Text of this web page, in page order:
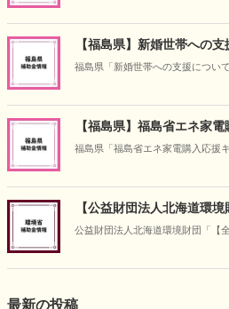
【福島県】新婚世帯への
援事業）
福島県「新婚世帯への支援につい
【福島県】福島省エネ家
福島県「福島省エネ家電購入応援
【公益財団法人北海道環
宅の断熱リフォーム支援事
公益財団法人北海道環境財団「【
最新の投稿